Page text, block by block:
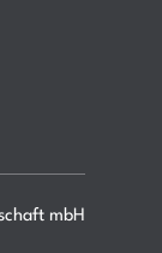
mbH